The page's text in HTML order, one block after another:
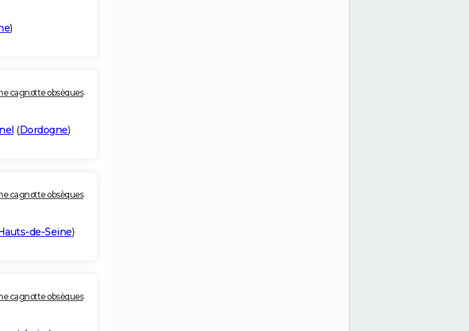
)
cagnotte obsèques
(Dordogne)
cagnotte obsèques
de-Seine)
cagnotte obsèques